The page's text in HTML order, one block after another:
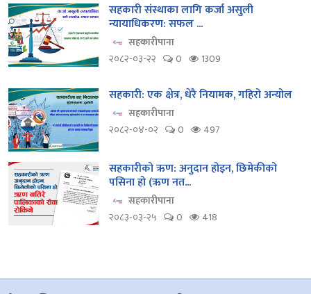
सहकारी संस्थाका लागि कर्जा असुली
न्यायाधिकरण: सफल ...
सहकारीपाना
२०८२-०३-२२
0 1309
सहकारी: एक क्षेत्र, धेरै नियामक, गहिरो अन्योल
सहकारीपाना
२०८२-०४-०२
0 497
सहकारीको ऋण: अनुदान होइन, छिमेकीको
पसिना हो (ऋण नत...
सहकारीपाना
२०८३-०३-२५
0 418